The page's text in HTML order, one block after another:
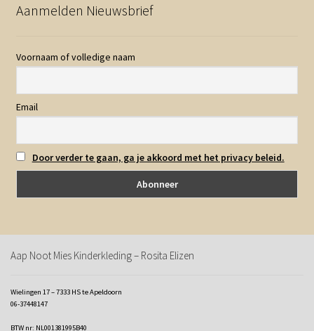
Aanmelden Nieuwsbrief
Voornaam of volledige naam
Email
Door verder te gaan, ga je akkoord met het privacy beleid.
Aap Noot Mies Kinderkleding – Rosita Elizen
Wielingen 17 – 7333 HS te Apeldoorn
06-37448147
BTW nr: NL001381995B40